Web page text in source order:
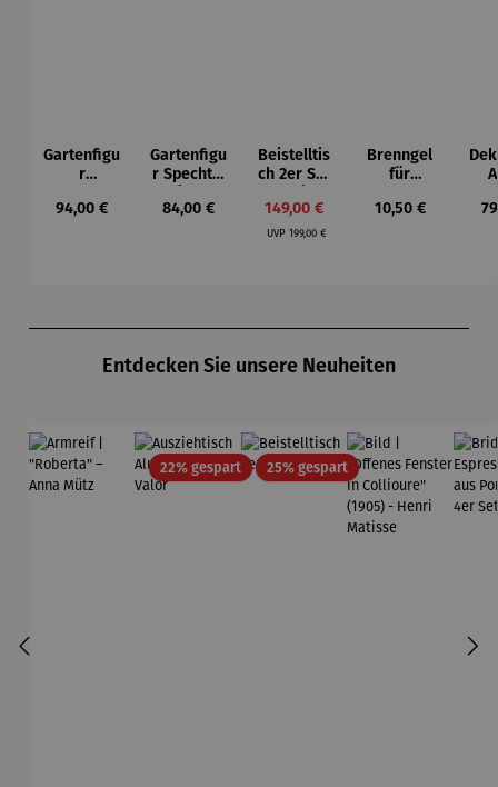
Gartenfigu
r
t Vogel -
Regulärer Preis:
94,00 €
Gartenfigu
r Specht -
Bhire
Regulärer Preis:
84,00 €
Beistelltis
ch 2er Set
Verkaufspreis:
149,00 €
UVP Regulärer Preis:
199,00 €
Brenngel
für
elle -
Regulärer Preis:
10,50 €
Entdecken Sie unsere Neuheiten
22% gespartRabatt25% gespartRabatt